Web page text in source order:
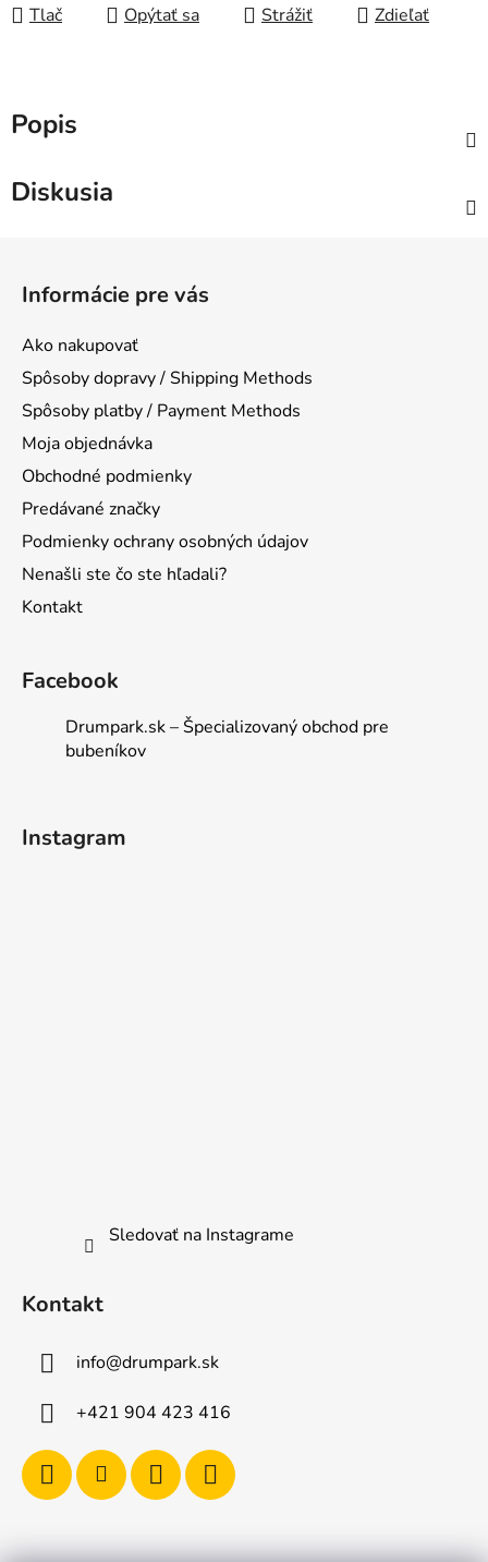
Tlač Opýtať sa Strážiť Zdieľať
Popis
Diskusia
Informácie pre vás
Ako nakupovať
Spôsoby dopravy / Shipping Methods
Spôsoby platby / Payment Methods
Moja objednávka
Obchodné podmienky
Predávané značky
Podmienky ochrany osobných údajov
Nenašli ste čo ste hľadali?
Kontakt
Facebook
Drumpark.sk – Špecializovaný obchod pre
bubeníkov
Instagram
Sledovať na Instagrame
Kontakt
info@drumpark.sk
+421 904 423 416